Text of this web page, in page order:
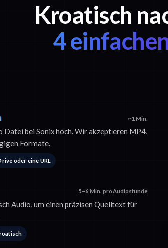
Kroatisch
4
~1 Min.
Datei bei Sonix hoch. Wir akzeptieren MP4,
Formate.
oder eine URL
5–6 Min. pro Audiostunde
Audio, um einen präzisen Quelltext für